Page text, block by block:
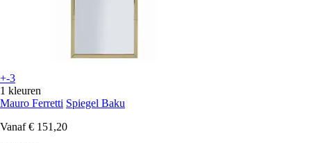
+-3
1 kleuren
Mauro Ferretti Spiegel Baku
Vanaf € 151,20